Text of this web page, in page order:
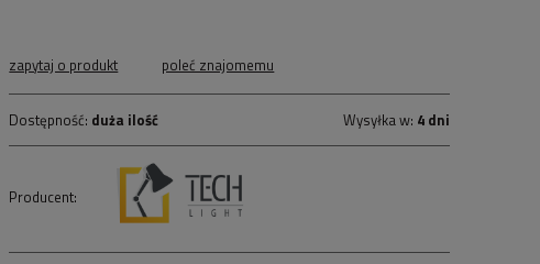
zapytaj o produkt poleć znajomemu
Dostępność: duża ilość Wysyłka w: 4 dni
Producent: